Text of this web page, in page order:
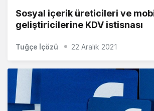
Sosyal içerik üreticileri ve
geliştiricilerine KDV istisnası
Tuğçe İçözü 22 Aralık 2021